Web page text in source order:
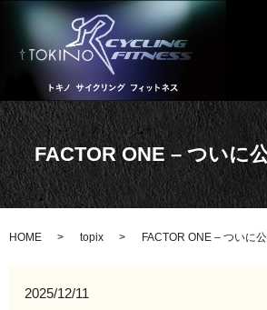
FACTOR ONE – ついに
HOME topix FACTOR ONE – ついに
2025/12/11